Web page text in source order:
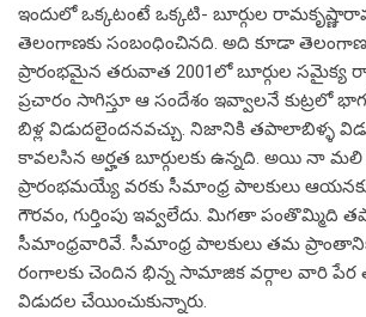
ఇందులో ఒక్కటంటే ఒక్కటి- బూర్గుల
తెలంగాణకు సంబంధించినది. అది కూడా
ప్రారంభమైన తరువాత 2001లో బూర్గుల సమైక్య
ప్రచారం సాగిస్తూ ఆ సందేశం ఇవ్వాలనే
బిళ్ల విడుదలైందనవచ్చు. నిజానికి తపాలాబిళ్ళ
కావలసిన అర్హత బూర్గులకు ఉన్నది. అయి నా
ప్రారంభమయ్యే వరకు సీమాంధ్ర పాలకులు
గౌరవం, గుర్తింపు ఇవ్వలేదు. మిగతా పంతొమ్మిది
సీమాంధ్రవారివే. సీమాంధ్ర పాలకులు తమ
రంగాలకు చెందిన భిన్న సామాజిక వర్గాల వారి పేర
విడుదల చేయించుకున్నారు.